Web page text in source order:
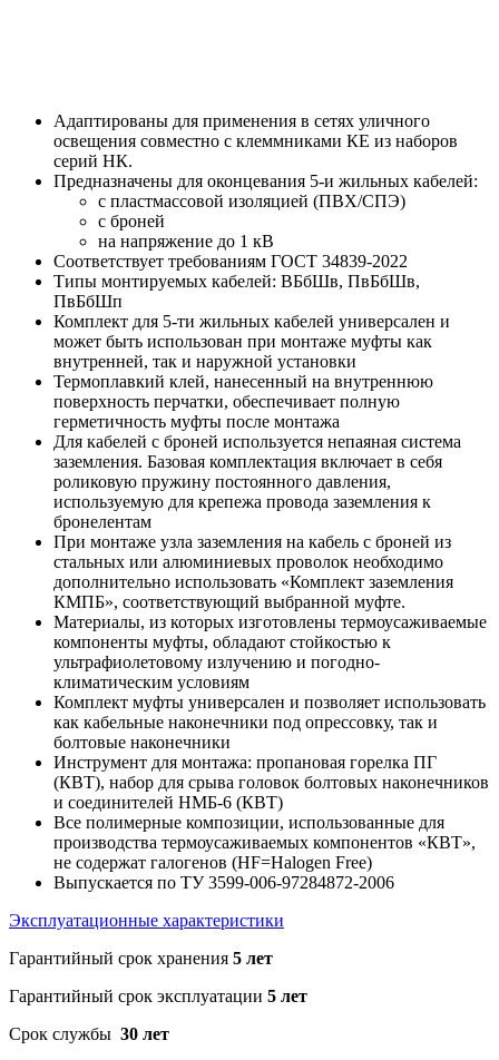
Адаптированы для применения в сетях уличного
освещения совместно с клеммниками КЕ из наборов
серий НК.
Предназначены для оконцевания 5-и жильных кабелей:
с пластмассовой изоляцией (ПВХ/СПЭ)
с броней
на напряжение до 1 кВ
Соответствует требованиям ГОСТ 34839-2022
Типы монтируемых кабелей: ВБбШв, ПвБбШв,
ПвБбШп
Комплект для 5-ти жильных кабелей универсален и
может быть использован при монтаже муфты как
внутренней, так и наружной установки
Термоплавкий клей, нанесенный на внутреннюю
поверхность перчатки, обеспечивает полную
герметичность муфты после монтажа
Для кабелей с броней используется непаяная система
заземления. Базовая комплектация включает в себя
роликовую пружину постоянного давления,
используемую для крепежа провода заземления к
бронелентам
При монтаже узла заземления на кабель с броней из
стальных или алюминиевых проволок необходимо
дополнительно использовать «Комплект заземления
КМПБ», соответствующий выбранной муфте.
Материалы, из которых изготовлены термоусаживаемые
компоненты муфты, обладают стойкостью к
ультрафиолетовому излучению и погодно-
климатическим условиям
Комплект муфты универсален и позволяет использовать
как кабельные наконечники под опрессовку, так и
болтовые наконечники
Инструмент для монтажа: пропановая горелка ПГ
(КВТ), набор для срыва головок болтовых наконечников
и соединителей НМБ-6 (КВТ)
Все полимерные композиции, использованные для
производства термоусаживаемых компонентов «КВТ»,
не содержат галогенов (HF=Halogen Free)
Выпускается по ТУ 3599-006-97284872-2006
Эксплуатационные характеристики
Гарантийный срок хранения 5 лет
Гарантийный срок эксплуатации 5 лет
Срок службы 30 лет